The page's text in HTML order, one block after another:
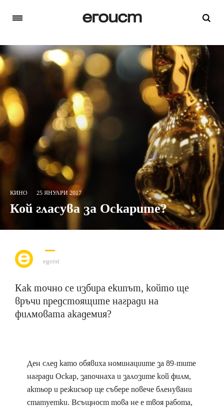
КИНО 25 ЯНУАРИ 2017
Кой гласува за Оскарите?
egoist
Как точно се избира екипът, който ще
връчи предстоящите награди на
филмовата академия?
Ден след като обявиха номинациите за 89-тите
награди Оскар, започнаха и залозите кой филм,
актьор и режисьор ще събере повече бленувани
статуетки. Всъщност това не е твоя работа,